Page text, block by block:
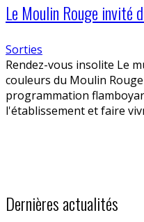
Le Moulin Rouge invité
Sorties
Rendez-vous insolite Le
couleurs du Moulin
programmation
l'établissement et faire
Dernières actualités